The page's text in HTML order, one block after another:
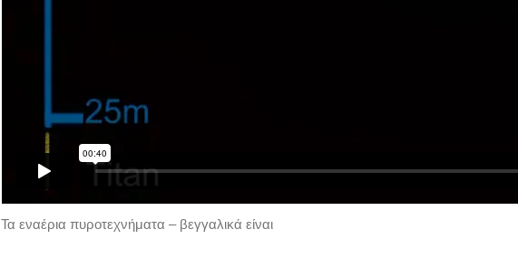
Τα εναέρια πυροτεχνήματα – βεγγαλικά είναι